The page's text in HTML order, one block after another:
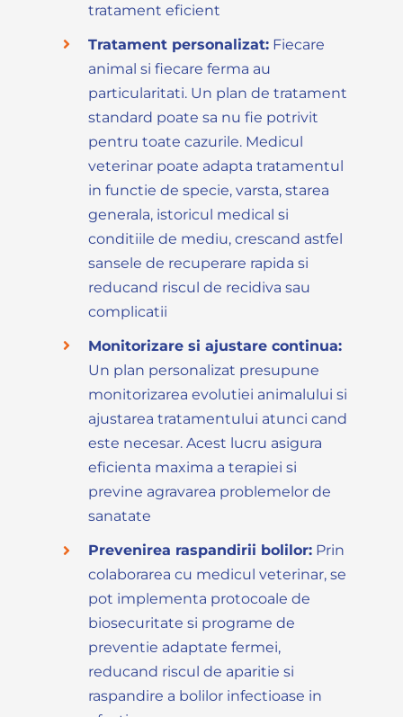
tratament eficient
Tratament personalizat: Fiecare
animal si fiecare ferma au
particularitati. Un plan de tratament
standard poate sa nu fie potrivit
pentru toate cazurile. Medicul
veterinar poate adapta tratamentul
in functie de specie, varsta, starea
generala, istoricul medical si
conditiile de mediu, crescand astfel
sansele de recuperare rapida si
reducand riscul de recidiva sau
complicatii
Monitorizare si ajustare continua:
Un plan personalizat presupune
monitorizarea evolutiei animalului si
ajustarea tratamentului atunci cand
este necesar. Acest lucru asigura
eficienta maxima a terapiei si
previne agravarea problemelor de
sanatate
Prevenirea raspandirii bolilor: Prin
colaborarea cu medicul veterinar, se
pot implementa protocoale de
biosecuritate si programe de
preventie adaptate fermei,
reducand riscul de aparitie si
raspandire a bolilor infectioase in